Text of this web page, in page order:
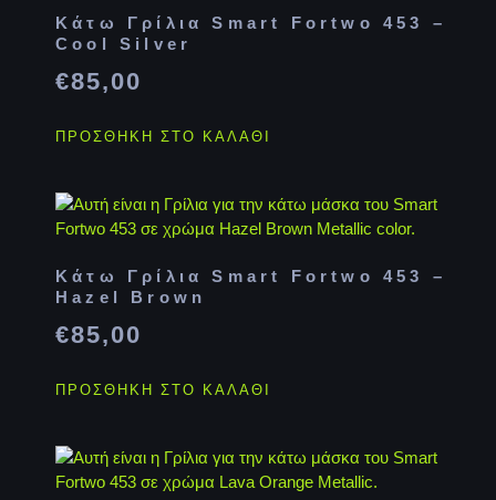
Κάτω Γρίλια Smart Fortwo 453 –
Cool Silver
€85,00
ΠΡΟΣΘΉΚΗ ΣΤΟ ΚΑΛΆΘΙ
Κάτω Γρίλια Smart Fortwo 453 –
Hazel Brown
€85,00
ΠΡΟΣΘΉΚΗ ΣΤΟ ΚΑΛΆΘΙ